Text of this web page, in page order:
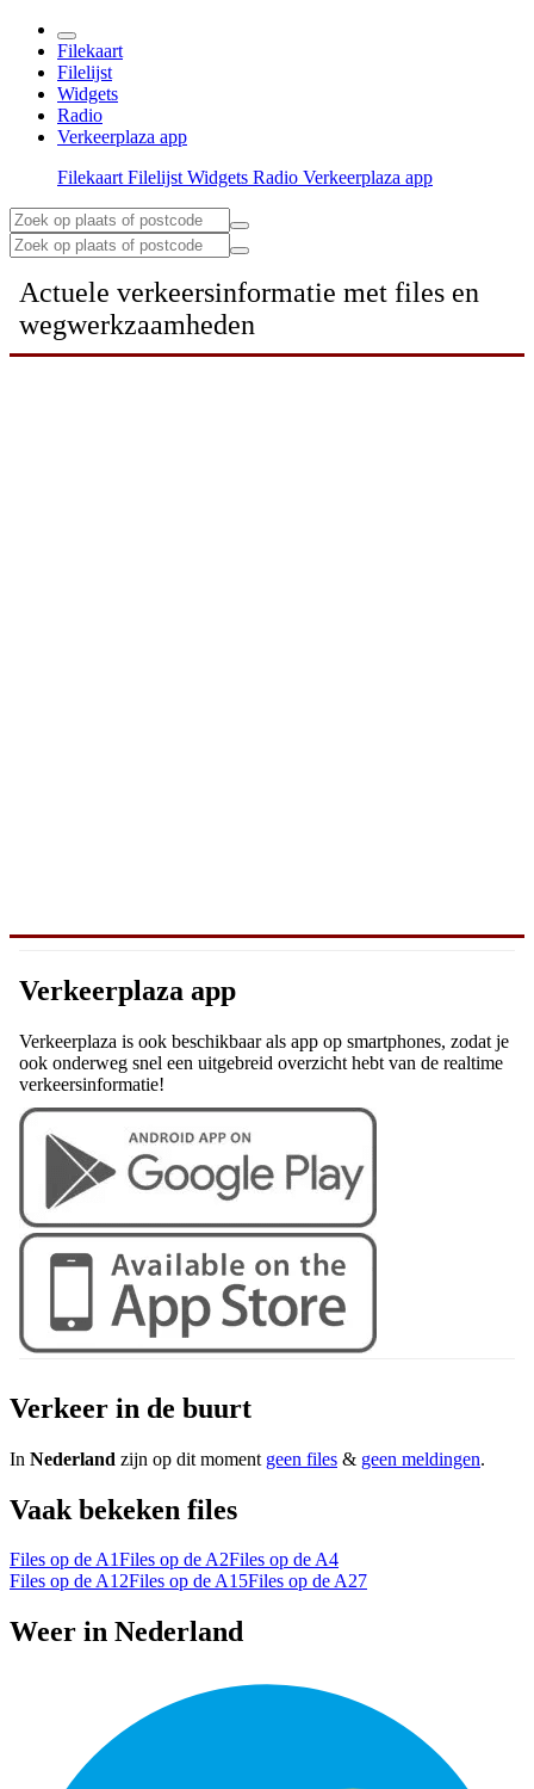
Filekaart
Filelijst
Widgets
Radio
Verkeerplaza app
Filekaart Filelijst Widgets Radio Verkeerplaza app
Actuele verkeersinformatie met files en
wegwerkzaamheden
Verkeerplaza app
Verkeerplaza is ook beschikbaar als app op smartphones, zodat je
ook onderweg snel een uitgebreid overzicht hebt van de realtime
verkeersinformatie!
Verkeer in de buurt
In Nederland zijn op dit moment geen files & geen meldingen.
Vaak bekeken files
Files op de A1Files op de A2Files op de A4
Files op de A12Files op de A15Files op de A27
Weer in Nederland